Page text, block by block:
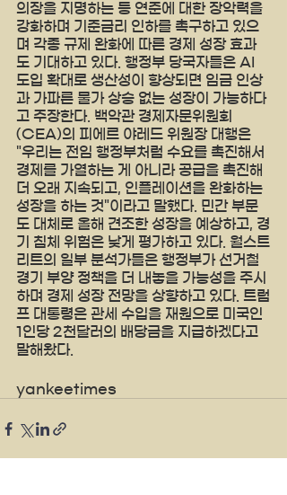
의장을 지명하는 등 연준에 대한 장악력을
강화하며 기준금리 인하를 촉구하고 있으
며 각종 규제 완화에 따른 경제 성장 효과
도 기대하고 있다. 행정부 당국자들은 AI
도입 확대로 생산성이 향상되면 임금 인상
과 가파른 물가 상승 없는 성장이 가능하다
고 주장한다. 백악관 경제자문위원회
(CEA)의 피에르 야레드 위원장 대행은
"우리는 전임 행정부처럼 수요를 촉진해서
경제를 가열하는 게 아니라 공급을 촉진해
더 오래 지속되고, 인플레이션을 완화하는
성장을 하는 것"이라고 말했다. 민간 부문
도 대체로 올해 견조한 성장을 예상하고, 경
기 침체 위험은 낮게 평가하고 있다. 월스트
리트의 일부 분석가들은 행정부가 선거철
경기 부양 정책을 더 내놓을 가능성을 주시
하며 경제 성장 전망을 상향하고 있다. 트럼
프 대통령은 관세 수입을 재원으로 미국인
1인당 2천달러의 배당금을 지급하겠다고
말해왔다.
yankeetimes